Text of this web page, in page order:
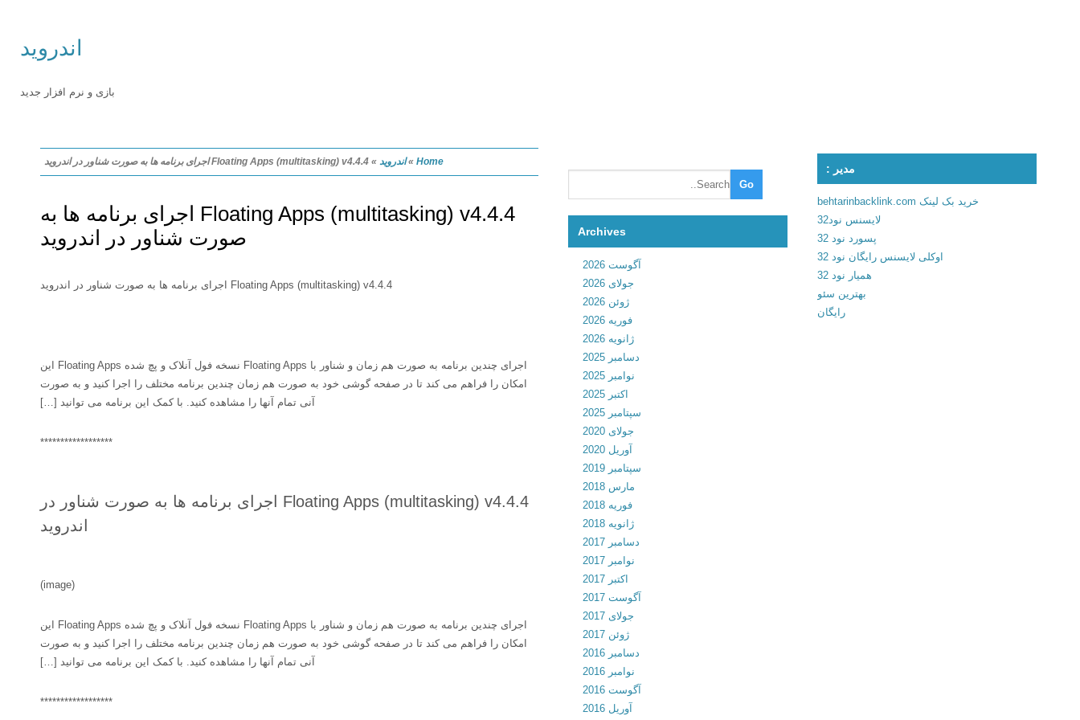
اندروید
بازی و نرم افزار جدید
Home
»اندروید »Floating Apps (multitasking) v4.4.4 اجرای برنامه ها به صورت شناور در اندروید
Floating Apps (multitasking) v4.4.4 اجرای برنامه ها به
صورت شناور در اندروید
Floating Apps (multitasking) v4.4.4 اجرای برنامه ها به صورت شناور در اندروید
اجرای چندین برنامه به صورت هم زمان و شناور با Floating Apps نسخه فول آنلاک و پچ شده Floating Apps این
امکان را فراهم می کند تا در صفحه گوشی خود به صورت هم زمان چندین برنامه مختلف را اجرا کنید و به صورت
آنی تمام آنها را مشاهده کنید. با کمک این برنامه می توانید […]
******************
Floating Apps (multitasking) v4.4.4 اجرای برنامه ها به صورت شناور در
اندروید
(image)
اجرای چندین برنامه به صورت هم زمان و شناور با Floating Apps نسخه فول آنلاک و پچ شده Floating Apps این
امکان را فراهم می کند تا در صفحه گوشی خود به صورت هم زمان چندین برنامه مختلف را اجرا کنید و به صورت
آنی تمام آنها را مشاهده کنید. با کمک این برنامه می توانید […]
******************
Archives
آگوست 2026
جولای 2026
ژوئن 2026
فوریه 2026
ژانویه 2026
دسامبر 2025
نوامبر 2025
اکتبر 2025
سپتامبر 2025
جولای 2020
آوریل 2020
سپتامبر 2019
مارس 2018
فوریه 2018
ژانویه 2018
دسامبر 2017
نوامبر 2017
اکتبر 2017
آگوست 2017
جولای 2017
ژوئن 2017
دسامبر 2016
نوامبر 2016
آگوست 2016
آوریل 2016
مدیر :
خرید بک لینک behtarinbacklink.com
لایسنس نود32
پسورد نود 32
اوکلی لایسنس رایگان نود 32
همیار نود 32
بهترین سئو
رایگان